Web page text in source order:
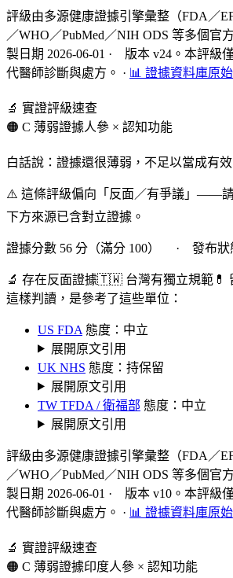
評級由多源健康證據引擎彙整（FDA／
／WHO／PubMed／NIH ODS 等多個官
製日期 2026-06-01 · 版本 v24。本評級
代醫師診斷與處方。 · 📊 證據資料庫原
🔬 實證評級速查
🟠 C 薄弱證據人參 × 認知功能
白話說：證據還很薄弱，不足以當成有效
⚠️ 這條評級偏向「反面／有爭議」——請
下方來源已含對立證據。
證據分數 56 分（滿分 100） · 發布狀
🔬 存在反面證據🇹🇼 台灣有獨立規範 💊
這樣判讀，是參考了這些單位：
US FDA 態度：中立
展開原文引用
UK NHS 態度：持保留
展開原文引用
TW TFDA / 衛福部 態度：中立
展開原文引用
評級由多源健康證據引擎彙整（FDA／
／WHO／PubMed／NIH ODS 等多個官
製日期 2026-06-01 · 版本 v10。本評級
代醫師診斷與處方。 · 📊 證據資料庫原
🔬 實證評級速查
🟠 C 薄弱證據印度人參 × 認知功能